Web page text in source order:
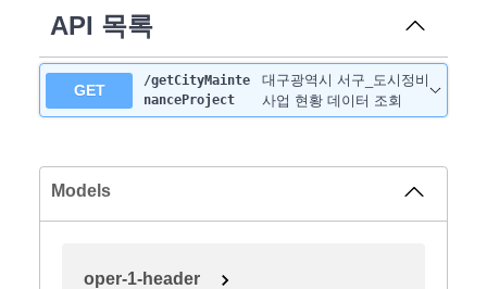
API 목록
GET
/getCityMainte
nanceProject
대구광역시 서구_도시정비
사업 현황 데이터 조회
Models
oper-1-header